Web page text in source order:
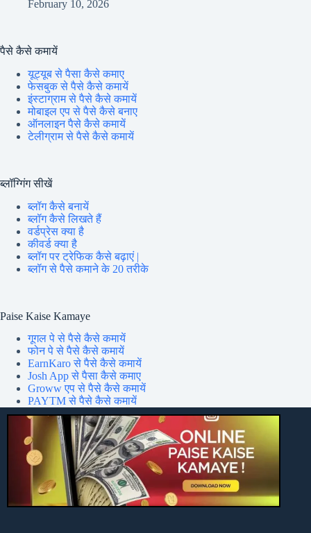
February 10, 2026
पैसे कैसे कमायें
यूट्यूब से पैसा कैसे कमाए
फेसबुक से पैसे कैसे कमायें
इंस्टाग्राम से पैसे कैसे कमायें
मोबाइल एप से पैसे कैसे बनाए
ऑनलाइन पैसे कैसे कमायें
टेलीग्राम से पैसे कैसे कमायें
ब्लॉग्गिंग सीखें
ब्लॉग कैसे बनायें
ब्लॉग कैसे लिखते हैं
वर्डप्रेस क्या है
कीवर्ड क्या है
ब्लॉग पर ट्रेफिक कैसे बढ़ाएं |
ब्लॉग से पैसे कमाने के 20 तरीके
Paise Kaise Kamaye
गूगल पे से पैसे कैसे कमायें
फोन पे से पैसे कैसे कमायें
EarnKaro से पैसे कैसे कमायें
Josh App से पैसा कैसे कमाए
Groww एप से पैसे कैसे कमायें
PAYTM से पैसे कैसे कमायें